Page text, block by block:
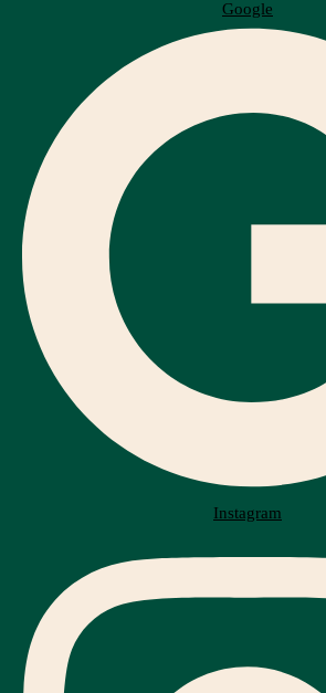
Google
Instagram